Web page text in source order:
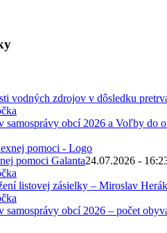
vodných zdrojov v dôsledku
samosprávy obcí 2026 a Voľby do
pomoci Galanta24.07.2026 -
listovej zásielky – Miroslav Herák
samosprávy obcí 2026 – počet